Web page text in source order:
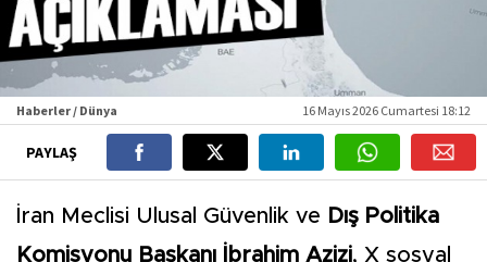
Haberler / Dünya 16 Mayıs 2026 Cumartesi 18:12
PAYLAŞ
İran Meclisi Ulusal Güvenlik ve Dış Politika
Komisyonu Başkanı İbrahim Azizi, X sosyal